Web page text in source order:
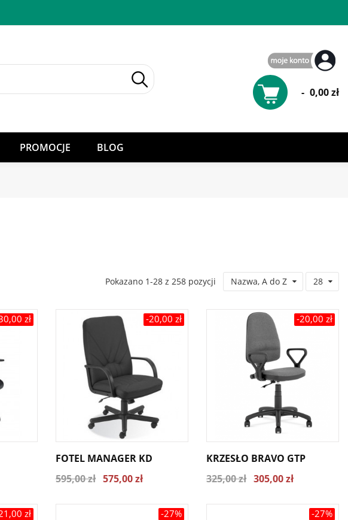
- 0,00 zł
PROMOCJE BLOG
Nazwa, A do Z 28
Pokazano 1-28 z 258 pozycji
zł -20,00 zł
FOTEL MANAGER KD
595,00 zł 575,00 zł
-20,00 zł
KRZESŁO BRAVO GTP
325,00 zł 305,00 zł
zł -27% -27%